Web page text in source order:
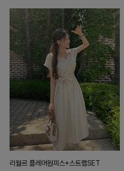
리월르 플레어원피스+스트랩SET